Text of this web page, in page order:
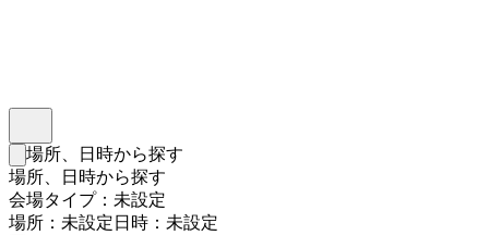
検索フォームを閉じる
場所、日時から探す
場所、日時から探す
会場タイプ：未設定
場所：未設定日時：未設定